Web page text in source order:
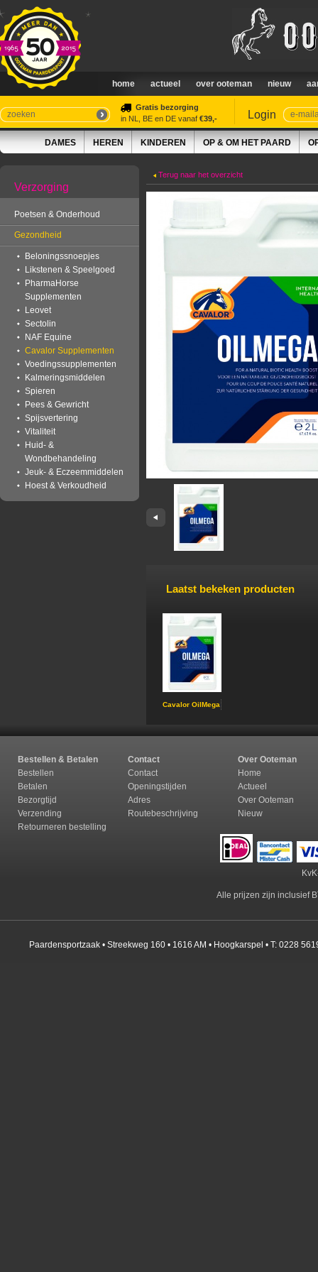
home actueel over ooteman nieuw
Gratis bezorging
in NL, BE en DE vanaf €39,- Login
DAMES HEREN KINDEREN OP & OM HET PAARD
Verzorging
Poetsen & Onderhoud
Gezondheid
Beloningssnoepjes
Likstenen & Speelgoed
PharmaHorse
Supplementen
Leovet
Sectolin
NAF Equine
Cavalor Supplementen
Voedingssupplementen
Kalmeringsmiddelen
Spieren
Pees & Gewricht
Spijsvertering
Vitaliteit
Huid- &
Wondbehandeling
Jeuk- & Eczeemmiddelen
Hoest & Verkoudheid
Terug naar het overzicht
Laatst bekeken producten
Cavalor OilMega
Bestellen & Betalen Contact
Over Ooteman
Bestellen
Contact
Home
Betalen
Openingstijden
Actueel
Bezorgtijd
Adres
Over Ooteman
Verzending
Routebeschrijving
Nieuw
Retourneren bestelling
Alle prijzen zijn inclusief
Paardensportzaak • Streekweg 160 • 1616 AM • Hoogkarspel • T: 0228